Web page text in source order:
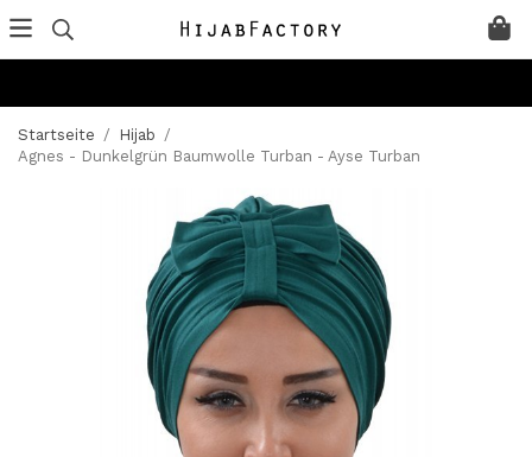
Startseite / Hijab /
Agnes - Dunkelgrün Baumwolle Turban - Ayse Turban